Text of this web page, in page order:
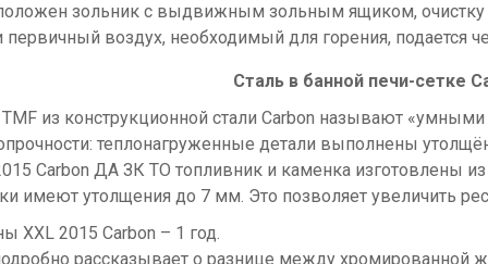
зольник с выдвижным зольным ящиком, очистку
первичный воздух, необходимый для горения, подается
Cталь в банной печи-сетке
из конструкционной стали Carbon называют
теплонагруженные детали выполнены
Carbon ДА ЗК ТО топливник и каменка изготовлены
имеют утолщения до 7 мм. Это позволяет увеличить
XXL 2015 Carbon – 1 год.
рассказывает о разнице между